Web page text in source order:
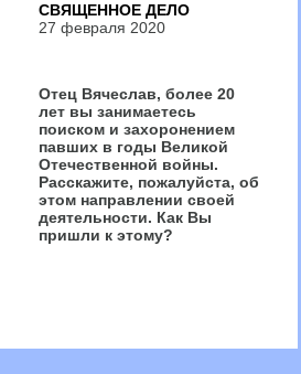
СВЯЩЕННОЕ ДЕЛО
27 февраля 2020
Отец Вячеслав, более 20
лет вы занимаетесь
поиском и захоронением
павших в годы Великой
Отечественной войны.
Расскажите, пожалуйста, об
этом направлении своей
деятельности. Как Вы
пришли к этому?